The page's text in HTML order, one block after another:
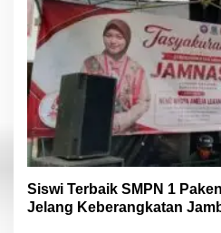
Siswi Terbaik SMPN 1
Jelang Keberangkatan